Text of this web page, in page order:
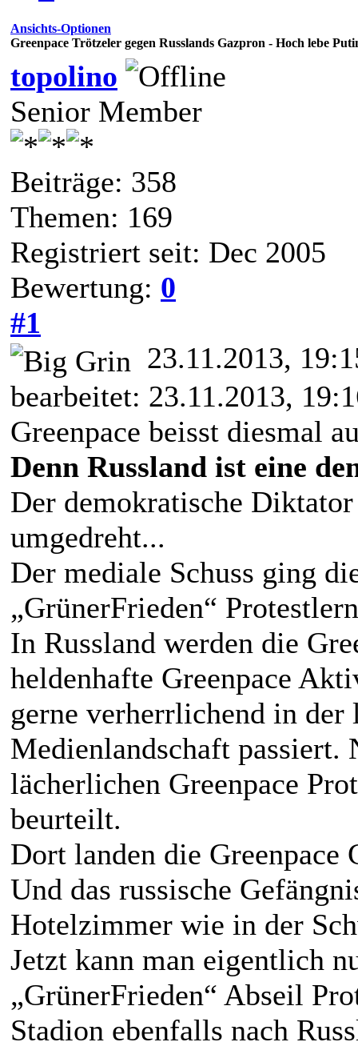
Ansichts-Optionen
Greenpace Trötzeler gegen Russlands Gazpron - Hoch lebe
topolino
Senior Member
Beiträge: 358
Themen: 169
Registriert seit: Dec 2005
Bewertung: 0
#1
23.11.2013,
bearbeitet: 23.11.2013,
Greenpace beisst diesmal
Denn Russland ist eine
Der demokratische
umgedreht...
Der mediale Schuss ging
„GrünerFrieden“
In Russland werden die
heldenhafte Greenpace
gerne verherrlichend in
Medienlandschaft passiert.
lächerlichen Greenpace
beurteilt.
Dort landen die Greenpace
Und das russische
Hotelzimmer wie in der
Jetzt kann man eigentlich
„GrünerFrieden“ Abseil
Stadion ebenfalls nach